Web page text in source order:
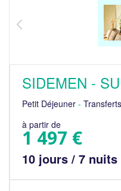
SIDEMEN -
Petit Déjeuner -
à partir de
1 497 €
10 jours / 7 nuits